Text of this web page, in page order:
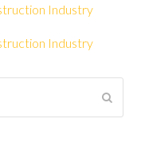
Industry
Industry